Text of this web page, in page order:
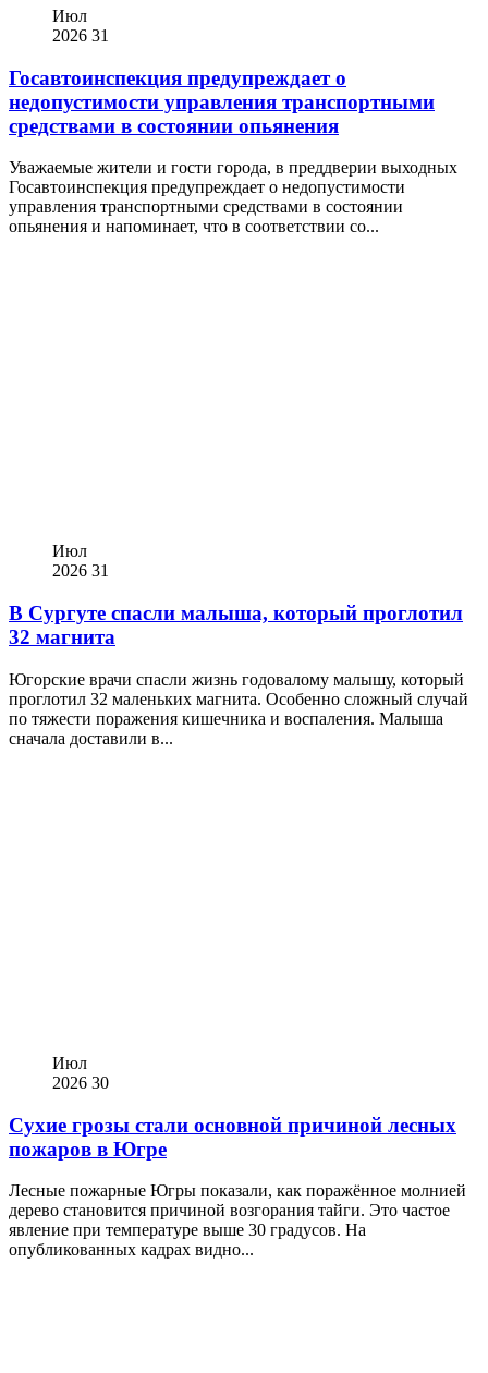
Июл
2026 31
Госавтоинспекция предупреждает о
недопустимости управления транспортными
средствами в состоянии опьянения
Уважаемые жители и гости города, в преддверии выходных
Госавтоинспекция предупреждает о недопустимости
управления транспортными средствами в состоянии
опьянения и напоминает, что в соответствии со...
Июл
2026 31
В Сургуте спасли малыша, который проглотил
32 магнита
Югорские врачи спасли жизнь годовалому малышу, который
проглотил 32 маленьких магнита. Особенно сложный случай
по тяжести поражения кишечника и воспаления. Малыша
сначала доставили в...
Июл
2026 30
Сухие грозы стали основной причиной лесных
пожаров в Югре
Лесные пожарные Югры показали, как поражённое молнией
дерево становится причиной возгорания тайги. Это частое
явление при температуре выше 30 градусов. На
опубликованных кадрах видно...